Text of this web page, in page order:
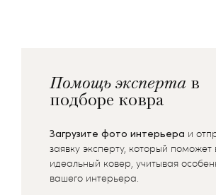
Помощь эксперта в
подборе ковра
Загрузите фото интерьера и
заявку эксперту, который поможет
идеальный ковер, учитывая
вашего интерьера.